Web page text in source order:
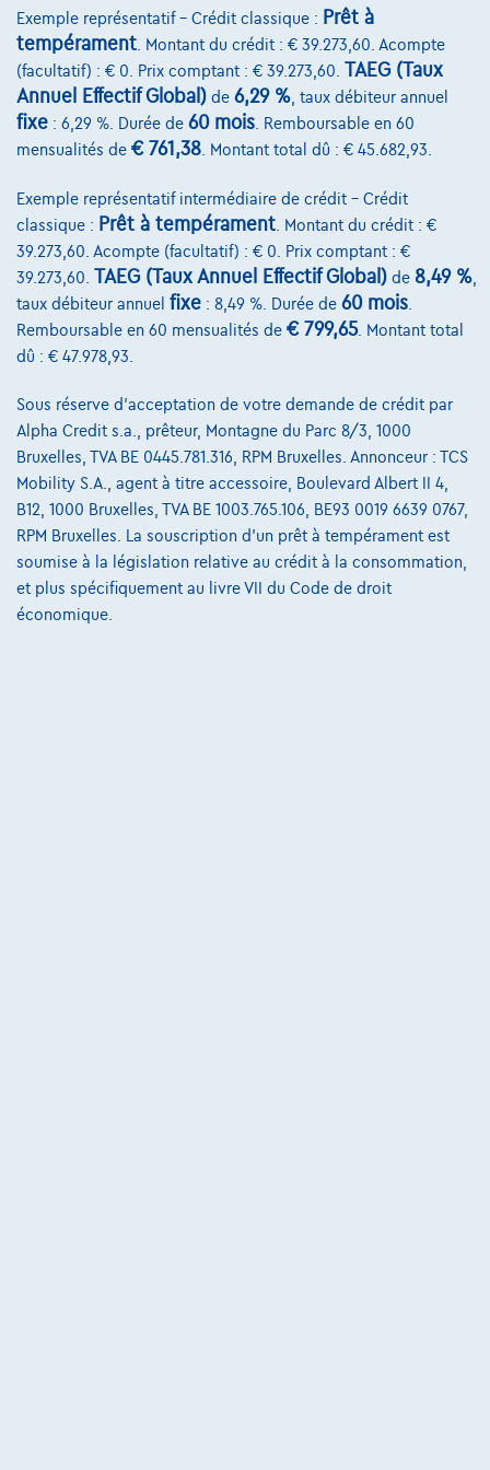
Renault Scenic
Dispo 04/06/26 Iconic 220 ClimAuto Alu Camera Gps Capteurs
12/2025
Electrique
160 kW ( 218 CV )
€40.150 1 ✓TVA déductible
Dès€619,37/moiset une dernière mensualité de
€12.664,37
Exemple représentatif – Crédit classique : Prêt à
tempérament . Montant du crédit : € 39.273,60. Acompte
(facultatif) : € 0. Prix comptant : € 39.273,60. TAEG (Taux
Annuel Effectif Global) de 6,29 % , taux débiteur annuel
fixe : 6,29 %. Durée de 60 mois . Remboursable en 60
mensualités de € 761,38 . Montant total dû : € 45.682,93.
Exemple représentatif intermédiaire de crédit – Crédit
classique : Prêt à tempérament . Montant du crédit : €
39.273,60. Acompte (facultatif) : € 0. Prix comptant : €
39.273,60. TAEG (Taux Annuel Effectif Global) de 8,49 %
taux débiteur annuel fixe : 8,49 %. Durée de 60 mois
Remboursable en 60 mensualités de € 799,65. Montant total
dû : € 47.978,93.
Sous réserve d'acceptation de votre demande de crédit par
Alpha Credit s.a., prêteur, Montagne du Parc 8/3, 1000
Bruxelles, TVA BE 0445.781.316, RPM Bruxelles. Annonceur : TCS
Mobility S.A., agent à titre accessoire, Boulevard Albert II 4,
B12, 1000 Bruxelles, TVA BE 1003.765.106, BE93 0019 6639 0767,
RPM Bruxelles. La souscription d'un prêt à tempérament est
soumise à la législation relative au crédit à la consommation,
et plus spécifiquement au livre VII du Code de droit
économique.